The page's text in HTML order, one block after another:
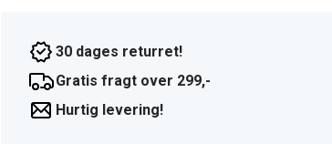
30 dages returret!
Gratis fragt over 299,-
Hurtig levering!